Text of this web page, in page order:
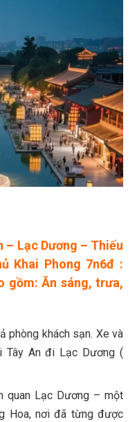
– Lạc Dương – Thiếu
Khai Phong 7n6đ :
gồm: Ăn sáng, trưa,
phòng khách sạn. Xe và
Tây An đi Lạc Dương (
quan Lạc Dương – một
Hoa, nơi đã từng được